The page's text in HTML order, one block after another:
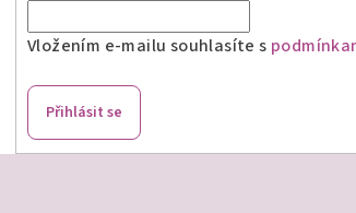
Vložením e-mailu souhlasíte s
Přihlásit se